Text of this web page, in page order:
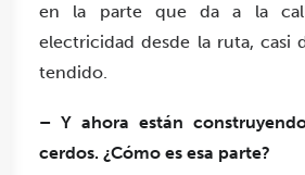
en la parte que da a la
electricidad desde la ruta, casi
tendido.
– Y ahora están
cerdos. ¿Cómo es esa parte?